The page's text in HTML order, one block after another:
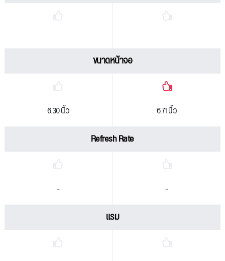
ขนาดหน้าจอ
6.30 นิ้ว 6.71 นิ้ว
Refresh Rate
- -
แรม